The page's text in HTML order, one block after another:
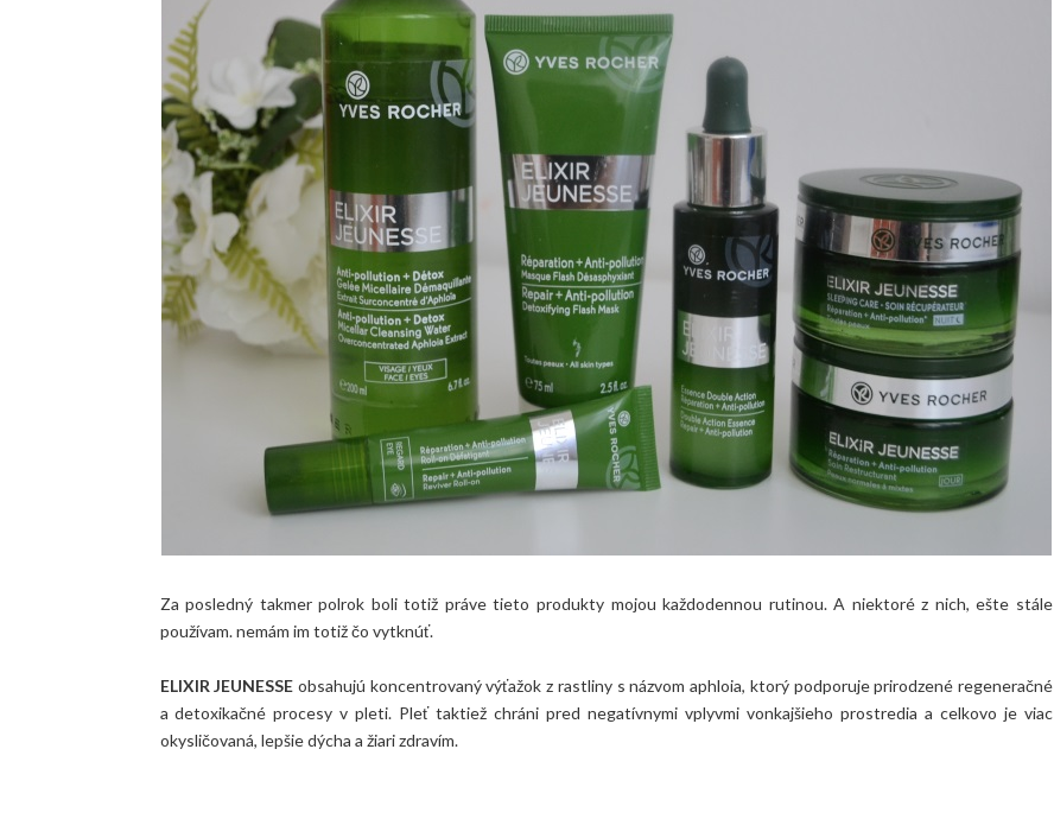
Za posledný takmer polrok boli totiž práve tieto produkty mojou každodennou rutinou. A niektoré z nich, ešte stále
používam. nemám im totiž čo vytknúť.
ELIXIR JEUNESSE obsahujú koncentrovaný výťažok z rastliny s názvom aphloia, ktorý podporuje prirodzené regeneračné
a detoxikačné procesy v pleti. Pleť taktiež chráni pred negatívnymi vplyvmi vonkajšieho prostredia a celkovo je viac
okysličovaná, lepšie dýcha a žiari zdravím.